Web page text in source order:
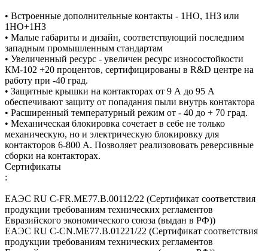
• Встроенные дополнительные контакты - 1НО, 1НЗ или
1НО+1НЗ
• Малые габариты и дизайн, соответствующий последним
западным промышленным стандартам
• Увеличенный ресурс - увеличен ресурс износостойкости
КМ-102 +20 процентов, сертифицированы в R&D центре на
работу при -40 град.
• Защитные крышки на контакторах от 9 А до 95 А
обеспечивают защиту от попадания пыли внутрь контактора
• Расширенный температурный режим от - 40 до + 70 град.
• Механическая блокировка сочетает в себе не только
механическую, но и электрическую блокировку для
контакторов 6-800 А. Позволяет реализововать реверсивные
сборки на контакторах.
Сертификаты
:
ЕАЭС RU С-FR.МЕ77.B.00112/22 (Сертификат соответствия
продукции требованиям технических регламентов
Евразийского экономического союза (выдан в РФ))
ЕАЭС RU С-CN.МЕ77.B.01221/22 (Сертификат соответствия
продукции требованиям технических регламентов